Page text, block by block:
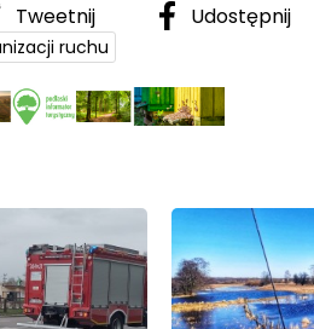
Tweetnij Udostępnij
ruchu